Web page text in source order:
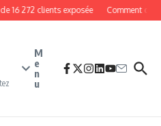
272 clients exposée Comment
M
e
n
u